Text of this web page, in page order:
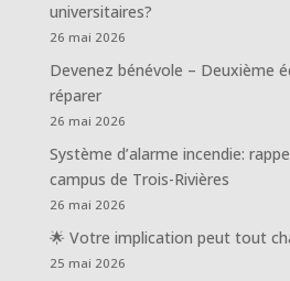
universitaires?
26 mai 2026
Devenez bénévole – Deuxième
réparer
26 mai 2026
Système d’alarme incendie:
campus de Trois-Rivières
26 mai 2026
🌟 Votre implication peut tout
25 mai 2026